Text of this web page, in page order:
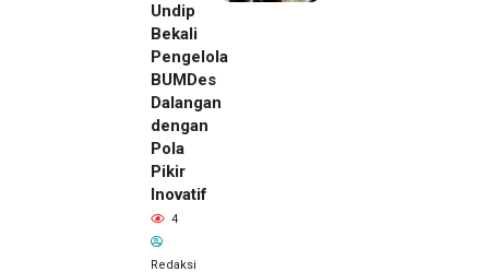
Undip
Bekali
Pengelola
BUMDes
Dalangan
dengan
Pola
Pikir
Inovatif
4
Redaksi